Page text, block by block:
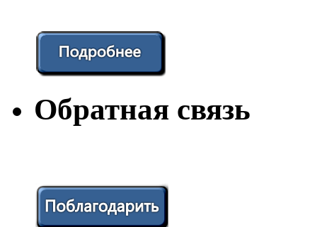
Обратная связь